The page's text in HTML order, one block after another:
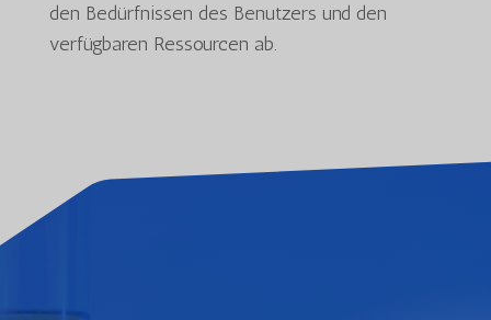
den Bedürfnissen des Benutzers und den
verfügbaren Ressourcen ab.